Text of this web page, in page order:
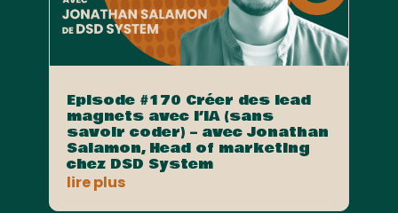
Episode #170 Créer des lead
magnets avec l’IA (sans
savoir coder) – avec Jonathan
Salamon, Head of marketing
chez DSD System
lire plus